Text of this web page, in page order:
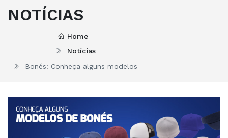
NOTÍCIAS
Home
Notícias
Bonés: Conheça alguns modelos